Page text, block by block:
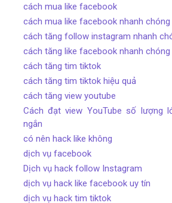
cách mua like facebook
cách mua like facebook nhanh chóng
cách tăng follow instagram nhanh
cách tăng like facebook nhanh chóng
cách tăng tim tiktok
cách tăng tim tiktok hiệu quả
cách tăng view youtube
Cách đạt view YouTube số lượng
ngắn
có nên hack like không
dịch vụ facebook
Dịch vụ hack follow Instagram
dịch vụ hack like facebook uy tín
dịch vụ hack tim tiktok